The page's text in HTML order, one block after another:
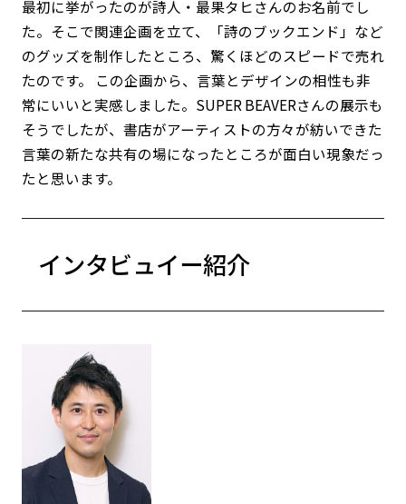
最初に挙がったのが詩人・最果タヒさんのお名前でし
た。そこで関連企画を立て、「詩のブックエンド」など
のグッズを制作したところ、驚くほどのスピードで売れ
たのです。 この企画から、言葉とデザインの相性も非
常にいいと実感しました。SUPER BEAVERさんの展示も
そうでしたが、書店がアーティストの方々が紡いできた
言葉の新たな共有の場になったところが面白い現象だっ
たと思います。
インタビュイー紹介